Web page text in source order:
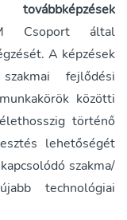
továbbképzések
Csoport által
A képzések
fejlődési
közötti
történő
lehetőségét
szakma/
technológiai